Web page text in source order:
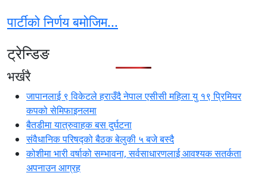
पार्टीको निर्णय बमोजिम...
ट्रेन्डिङ
भर्खरै
जापानलाई ९ विकेटले हराउँदै नेपाल एसीसी महिला यु १९ प्रिमियर
कपको सेमिफाइनलमा
बैतडीमा यात्रुवाहक बस दुर्घटना
संवैधानिक परिषद्को बैठक बेलुकी ५ बजे बस्दै
कोशीमा भारी वर्षाको सम्भावना, सर्वसाधारणलाई आवश्यक सतर्कता
अपनाउन आग्रह